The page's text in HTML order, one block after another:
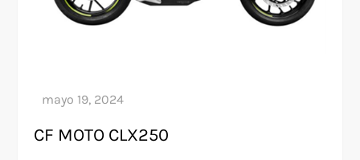
CF MOTO CLX250